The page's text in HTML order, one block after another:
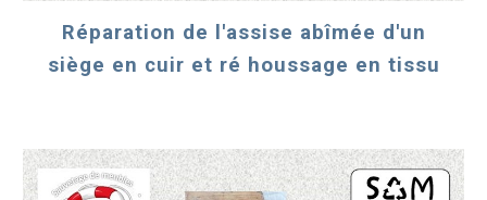
Réparation de l'assise abîmée d'un
siège en cuir et ré houssage en tissu